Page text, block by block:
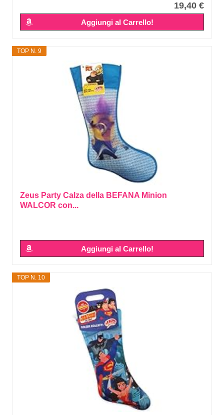
19,40 €
Aggiungi al Carrello!
TOP N. 9
Zeus Party Calza della BEFANA Minion
WALCOR con...
Aggiungi al Carrello!
TOP N. 10